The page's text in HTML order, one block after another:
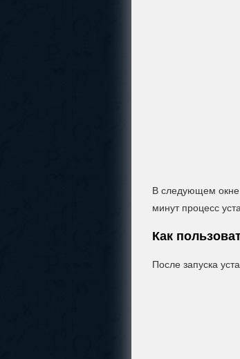
В следующем окне
минут процесс
Как
После запуска